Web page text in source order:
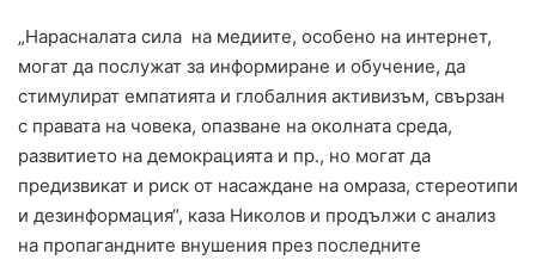
„Нарасналата сила на медиите, особено на интернет,
могат да послужат за информиране и обучение, да
стимулират емпатията и глобалния активизъм, свързан
с правата на човека, опазване на околната среда,
развитието на демокрацията и пр., но могат да
предизвикат и риск от насаждане на омраза, стереотипи
и дезинформация“, каза Николов и продължи с анализ
на пропагандните внушения през последните